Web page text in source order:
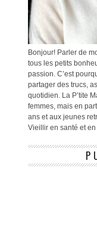
Bonjour! Parler de
tous les petits
passion. C’est
partager des trucs,
quotidien. La P’tite
femmes, mais en
ans et aux jeunes
Vieillir en santé et